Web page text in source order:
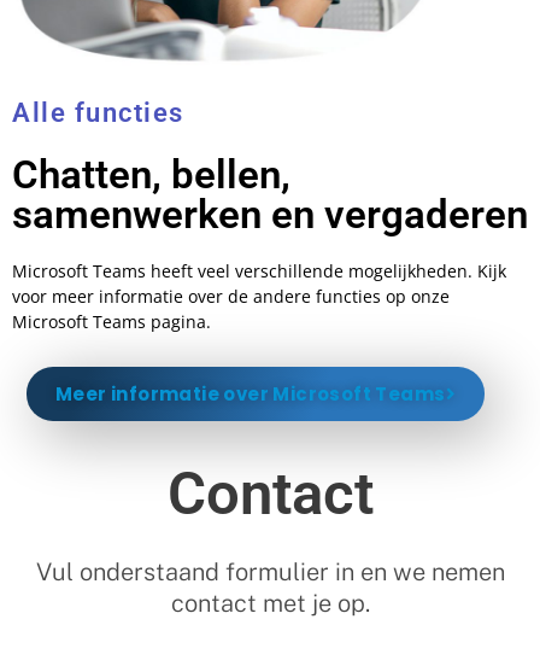
Alle functies
Chatten, bellen,
samenwerken en vergaderen
Microsoft Teams heeft veel verschillende mogelijkheden. Kijk
voor meer informatie over de andere functies op onze
Microsoft Teams pagina.
Meer informatie over Microsoft Teams
Contact
Vul onderstaand formulier in en we nemen
contact met je op.